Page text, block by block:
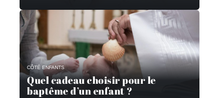
CÔTÉ ENFANTS
Quel cadeau choisir pour le
baptême d’un enfant ?